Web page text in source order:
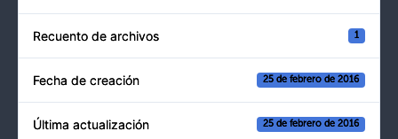
Recuento de archivos 1
Fecha de creación 25 de febrero de 2016
Última actualización 25 de febrero de 2016